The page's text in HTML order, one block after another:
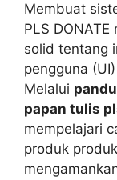
Membuat
PLS
solid tentang
pengguna
Melalui
papan tulis
mempelajari
produk